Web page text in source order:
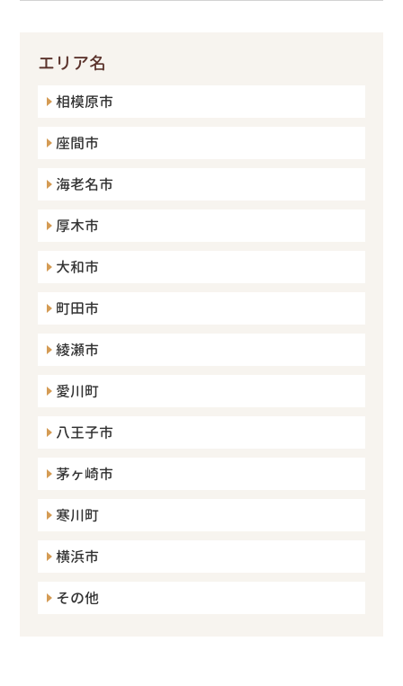
エリア名
相模原市
座間市
海老名市
厚木市
大和市
町田市
綾瀬市
愛川町
八王子市
茅ヶ崎市
寒川町
横浜市
その他